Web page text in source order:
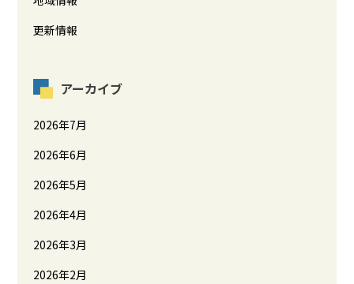
更新情報
アーカイブ
2026年7月
2026年6月
2026年5月
2026年4月
2026年3月
2026年2月